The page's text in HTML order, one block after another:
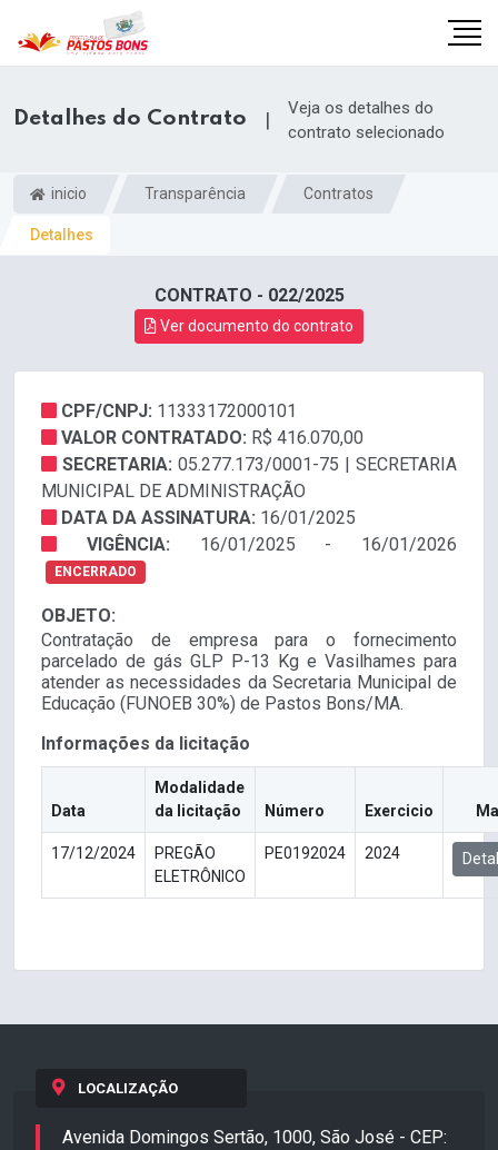
Detalhes do Contrato |
Veja os detalhes do
contrato selecionado
inicio Transparência Contratos
Detalhes
CONTRATO - 022/2025
Ver documento do contrato
CPF/CNPJ: 11333172000101
VALOR CONTRATADO: R$ 416.070,00
SECRETARIA: 05.277.173/0001-75 | SECRETARIA
MUNICIPAL DE ADMINISTRAÇÃO
DATA DA ASSINATURA: 16/01/2025
VIGÊNCIA: 16/01/2025 - 16/01/2026
ENCERRADO
OBJETO:
Contratação de empresa para o fornecimento
parcelado de gás GLP P-13 Kg e Vasilhames para
atender as necessidades da Secretaria Municipal de
Educação (FUNOEB 30%) de Pastos Bons/MA.
Informações da licitação
Data
Modalidade
da licitação
Número Exercicio
17/12/2024
PREGÃO
ELETRÔNICO
PE0192024 2024
LOCALIZAÇÃO
Avenida Domingos Sertão, 1000, São José - CEP: